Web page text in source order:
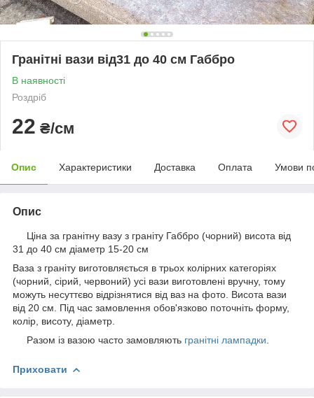
Гранітні вази від31 до 40 см Габбро
В наявності
Роздріб
22 ₴/см
Опис Характеристики Доставка Оплата Умови
Опис
Ціна за гранітну вазу з граніту Габбро (чорний) висота від
31 до 40 см діаметр 15-20 см
Ваза з граніту виготовляється в трьох колірних категоріях
(чорний, сірий, червоний) усі вази виготовлені вручну, тому
можуть несуттєво відрізнятися від ваз на фото. Висота вази
від 20 см. Під час замовлення обов'язково поточніть форму,
колір, висоту, діаметр.
Разом із вазою часто замовляють гранітні лампадки
Приховати